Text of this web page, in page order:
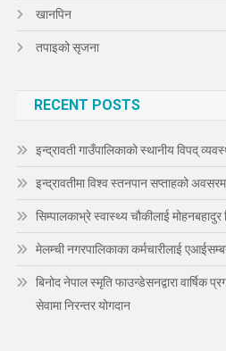
खानपिन
तपाइको सृजना
RECENT POSTS
इन्द्रावती गाउँपालिकाको स्थानीय विपद्
इन्द्रावतीमा विश्व स्तनपान सप्ताहको
सिम्पालकाभ्रे स्वास्थ्य चौकीलाई मोहनबहादुर
मेलम्ची नगरपालिकाका कर्मचारीलाई
बिनोद नेपाल स्मृति फाउन्डेसनद्वारा वार्षिक
सेवामा निरन्तर योगदान